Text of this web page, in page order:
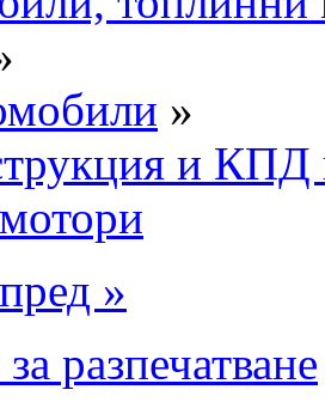
»
и КПД
»
разпечатване